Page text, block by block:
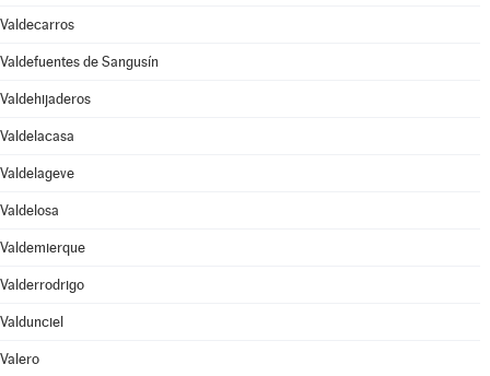
Valdecarros
Valdefuentes de Sangusín
Valdehijaderos
Valdelacasa
Valdelageve
Valdelosa
Valdemierque
Valderrodrigo
Valdunciel
Valero